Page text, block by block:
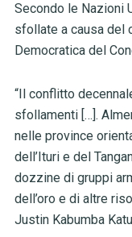
Secondo le Nazioni
sfollate a causa del
Democratica del
“Il conflitto
sfollamenti […].
nelle province
dell’Ituri e del
dozzine di gruppi
dell’oro e di altre
Justin Kabumba